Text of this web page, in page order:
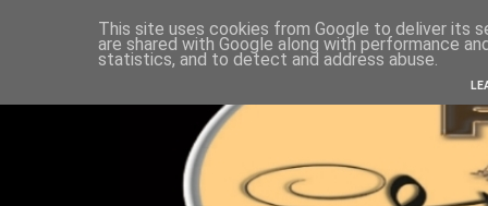
ΠΟΙΟΙ ΕΜΑΣΤΕ ΑΝΑΜΕΤΑΔΟΤΕΣ ΕΠΙΚΟΙΝΩΝΙΑ
This site uses cookies from Google to deliver its
are shared with Google along with performance
statistics, and to detect and address abuse.